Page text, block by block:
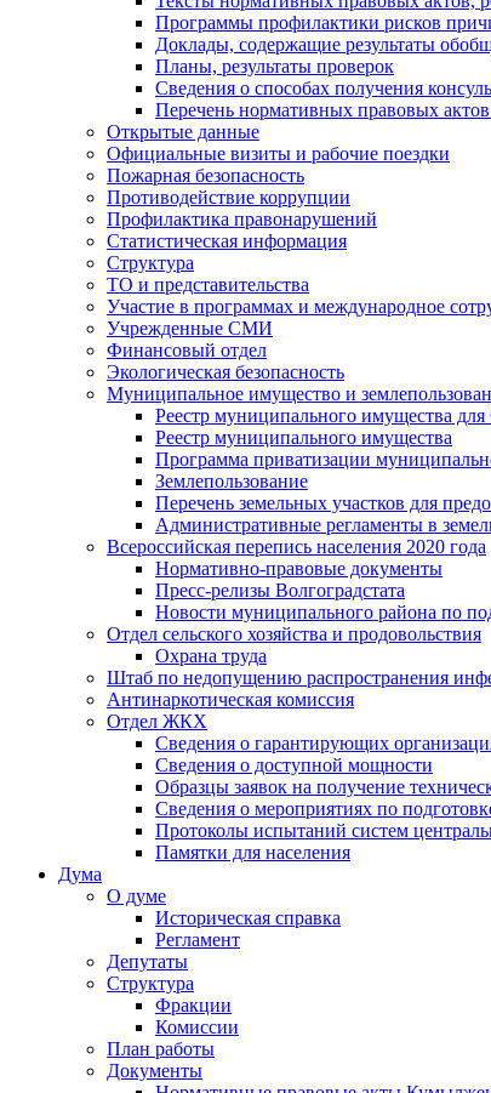
Программы профилактики рисков
Доклады, содержащие результаты
Планы, результаты проверок
Сведения о способах получения
Перечень нормативных правовых
Открытые данные
Официальные визиты и рабочие поездки
Пожарная безопасность
Противодействие коррупции
Профилактика правонарушений
Статистическая информация
Структура
ТО и представительства
Участие в программах и международное
Учрежденные СМИ
Финансовый отдел
Экологическая безопасность
Муниципальное имущество и
Реестр муниципального имущества
Реестр муниципального имущества
Программа приватизации
Землепользование
Перечень земельных участков для
Административные регламенты в
Всероссийская перепись населения 2020 года
Нормативно-правовые документы
Пресс-релизы Волгоградстата
Новости муниципального района по
Отдел сельского хозяйства и продовольствия
Охрана труда
Штаб по недопущению распространения
Антинаркотическая комиссия
Отдел ЖКХ
Сведения о гарантирующих
Сведения о доступной мощности
Образцы заявок на получение
Сведения о мероприятиях по
Протоколы испытаний систем
Памятки для населения
Дума
О думе
Историческая справка
Регламент
Депутаты
Структура
Фракции
Комиссии
План работы
Документы